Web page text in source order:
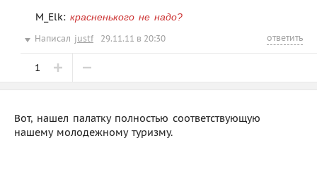
M_Elk: красненького не надо?
Написал justf 29.11.11 в 20:30 ответить
1
Вот, нашел палатку полностью соответствующую
нашему молодежному туризму.